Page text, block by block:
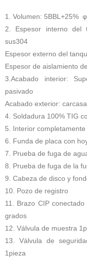
1. Volumen: 5BBL+25%
2. Espesor interno del
sus304
Espesor externo del
Espesor de aislamiento
3.Acabado interior:
pasivado
Acabado exterior:
4. Soldadura 100% TIG
5. Interior
6. Funda de placa con
7. Prueba de fuga de
8. Prueba de fuga de la
9. Cabeza de disco y
10. Pozo de registro
11. Brazo CIP
grados
12. Válvula de muestra
13. Válvula de
1pieza